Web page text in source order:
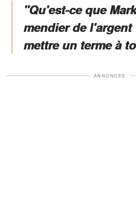
"Qu'est-ce que
mendier de l'argent
mettre un terme à
ANNONCES